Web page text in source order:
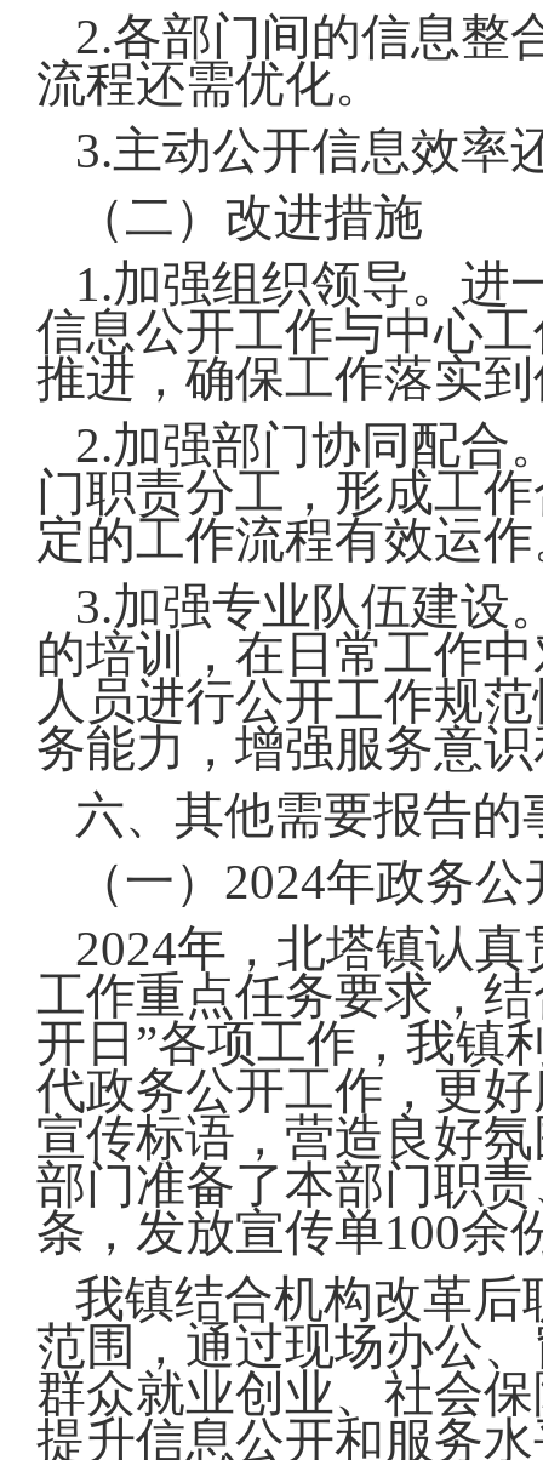
2.各部门间的信息整
流程还需优化。
3.主动公开信息效率
（二）改进措施
1.加强组织领导。进
信息公开工作与中心
推进，确保工作落实
2.加强部门协同配合
门职责分工，形成工
定的工作流程有效运
3.加强专业队伍建设
的培训，在日常工作
人员进行公开工作规
务能力，增强服务意
六、其他需要报告的
（一）2024年政务
2024年，北塔镇认
工作重点任务要求，
开日”各项工作，我镇
代政务公开工作，更
宣传标语，营造良好
部门准备了本部门职
条，发放宣传单100余
我镇结合机构改革
范围，通过现场办公
群众就业创业、社会
提升信息公开和服务